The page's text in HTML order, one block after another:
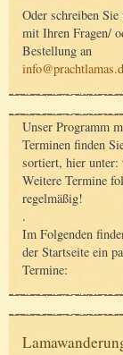
Oder schreiben
mit Ihren Fragen/
Bestellung an
Unser Programm
Terminen finden
sortiert, hier unter:
Weitere Termine
regelmäßig!
.
Im Folgenden
der Startseite ein
Termine: